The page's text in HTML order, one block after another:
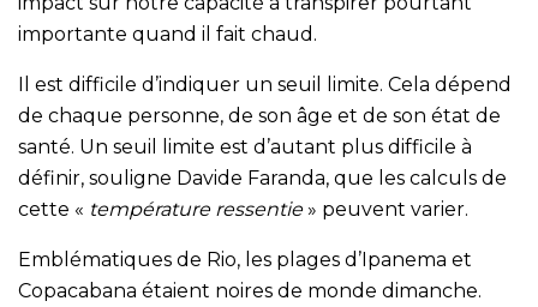
importante quand il fait chaud.
Il est difficile d’indiquer un seuil limite. Cela dépend
de chaque personne, de son âge et de son état de
santé. Un seuil limite est d’autant plus difficile à
définir, souligne Davide Faranda, que les calculs de
cette « température ressentie» peuvent varier.
Emblématiques de Rio, les plages d’Ipanema et
Copacabana étaient noires de monde dimanche.